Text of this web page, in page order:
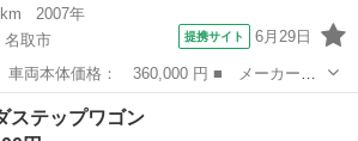
2007年
名取市
提携サイト 6月29日
ステップワゴン ■ グレード名： Ｇ
４ＷＤ ４ナンバー登録可能 ■ 排気
ップワゴン
ステップワゴン